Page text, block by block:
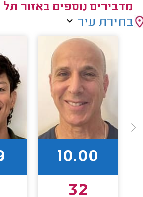
מדבירים נוספים באזור תל
בחירת עיר
10.00
32